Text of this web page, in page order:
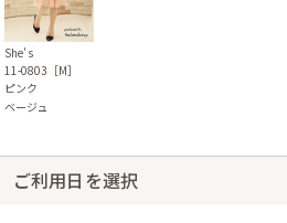
She’s
11-0803［M］
ピンク
ベージュ
ご利用日を選択